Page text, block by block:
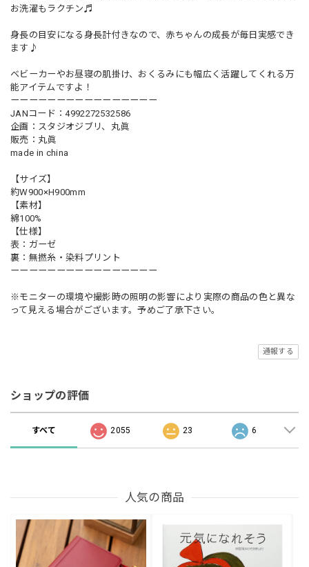
お洗濯もラクチン♬
身長の目安になる身長計付きなので、赤ちゃんの成長が毎日実感でき
ます♪
ベビーカーやお昼寝の肌掛け、おくるみにも幅広く活躍してくれる万
能アイテムですよ！
ーーーーーーーーーーーーーーーー
JANコード：4992272532586
企画：スタジオジブリ、丸眞
販売：丸眞
made in china
【サイズ】
約W900×H900mm
【素材】
綿100%
【仕様】
表：ガーゼ
裏：無撚糸・染料プリント
ーーーーーーーーーーーーーーーー
※モニターの環境や撮影時の照明の影響により実際の商品の色と異な
って見える場合がございます。予めご了承下さい。
通報する
ショップの評価
すべて 2055 23 6
人気の商品